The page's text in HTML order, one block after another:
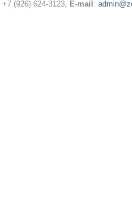
+7 (926) 624-3123, E-mail :